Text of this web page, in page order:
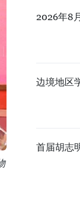
2026年8
边境地区
首届胡志